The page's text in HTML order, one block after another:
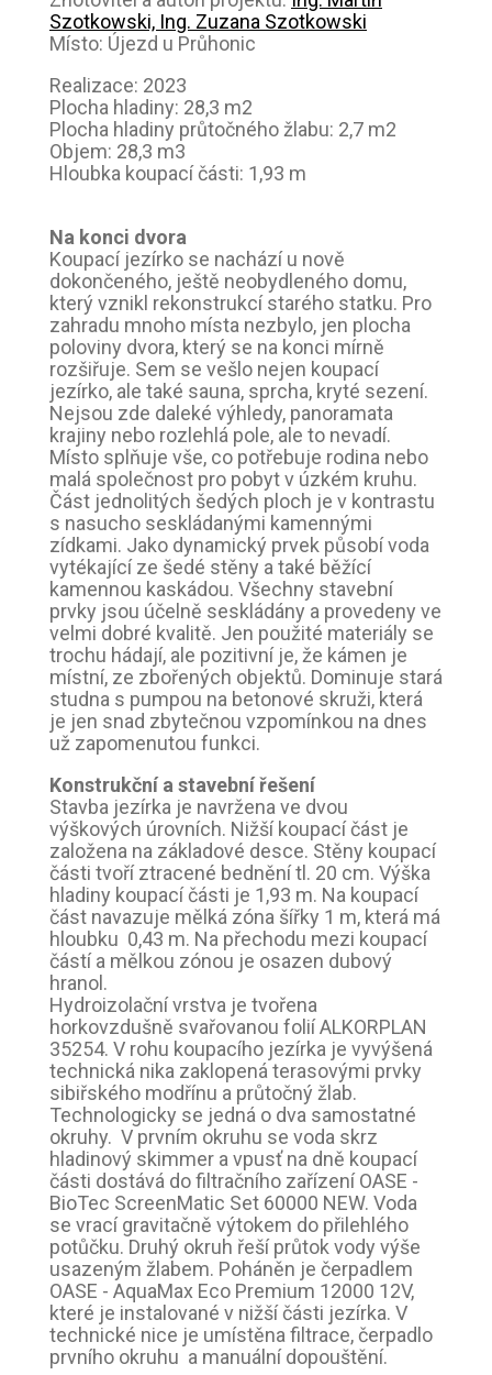
Szotkowski, Ing. Zuzana Szotkowski
Místo: Újezd u Průhonic
Realizace: 2023
Plocha hladiny: 28,3 m2
Plocha hladiny průtočného žlabu: 2,7 m2
Objem: 28,3 m3
Hloubka koupací části: 1,93 m
Na konci dvora
Koupací jezírko se nachází u nově
dokončeného, ještě neobydleného domu,
který vznikl rekonstrukcí starého statku. Pro
zahradu mnoho místa nezbylo, jen plocha
poloviny dvora, který se na konci mírně
rozšiřuje. Sem se vešlo nejen koupací
jezírko, ale také sauna, sprcha, kryté sezení.
Nejsou zde daleké výhledy, panoramata
krajiny nebo rozlehlá pole, ale to nevadí.
Místo splňuje vše, co potřebuje rodina nebo
malá společnost pro pobyt v úzkém kruhu.
Část jednolitých šedých ploch je v kontrastu
s nasucho seskládanými kamennými
zídkami. Jako dynamický prvek působí voda
vytékající ze šedé stěny a také běžící
kamennou kaskádou. Všechny stavební
prvky jsou účelně seskládány a provedeny ve
velmi dobré kvalitě. Jen použité materiály se
trochu hádají, ale pozitivní je, že kámen je
místní, ze zbořených objektů. Dominuje stará
studna s pumpou na betonové skruži, která
je jen snad zbytečnou vzpomínkou na dnes
už zapomenutou funkci.
Konstrukční a stavební řešení
Stavba jezírka je navržena ve dvou
výškových úrovních. Nižší koupací část je
založena na základové desce. Stěny koupací
části tvoří ztracené bednění tl. 20 cm. Výška
hladiny koupací části je 1,93 m. Na koupací
část navazuje mělká zóna šířky 1 m, která má
hloubku 0,43 m. Na přechodu mezi koupací
částí a mělkou zónou je osazen dubový
hranol.
Hydroizolační vrstva je tvořena
horkovzdušně svařovanou folií ALKORPLAN
35254. V rohu koupacího jezírka je vyvýšená
technická nika zaklopená terasovými prvky
sibiřského modřínu a průtočný žlab.
Technologicky se jedná o dva samostatné
okruhy. V prvním okruhu se voda skrz
hladinový skimmer a vpusť na dně koupací
části dostává do filtračního zařízení OASE -
BioTec ScreenMatic Set 60000 NEW. Voda
se vrací gravitačně výtokem do přilehlého
potůčku. Druhý okruh řeší průtok vody výše
usazeným žlabem. Poháněn je čerpadlem
OASE - AquaMax Eco Premium 12000 12V,
které je instalované v nižší části jezírka. V
technické nice je umístěna filtrace, čerpadlo
prvního okruhu a manuální dopouštění.